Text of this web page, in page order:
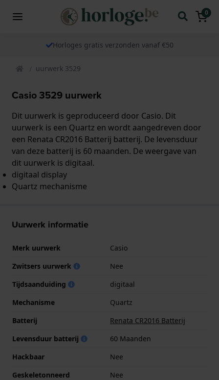
0
Horloges gratis verzonden vanaf €50
uurwerk 3529
Casio 3529 uurwerk
Dit uurwerk is geproduceerd door Casio. Dit
uurwerk is een Quartz en wordt aangedreven door
een Renata CR2016 Batterij batterij. De levensduur
van deze batterij is 60 maanden. De weergave van
dit uurwerk is digitaal.
digitaal display
Quartz mechanisme
Uurwerk informatie
Merk uurwerk
Casio
Zwitsers uurwerk
Nee
Tijdsaanduiding
digitaal
Mechanisme
Quartz
Batterij
Renata CR2016 Batterij
Levensduur batterij
60 Maanden
Hackbaar
Nee
Geskeletonneerd
Nee